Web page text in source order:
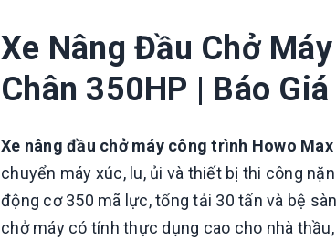
Xe Nâng Đầu Chở
Chân 350HP | Báo Giá
Xe nâng đầu chở máy công trình Howo Max
chuyển máy xúc, lu, ủi và thiết bị thi công
động cơ 350 mã lực, tổng tải 30 tấn và bệ
chở máy có tính thực dụng cao cho nhà